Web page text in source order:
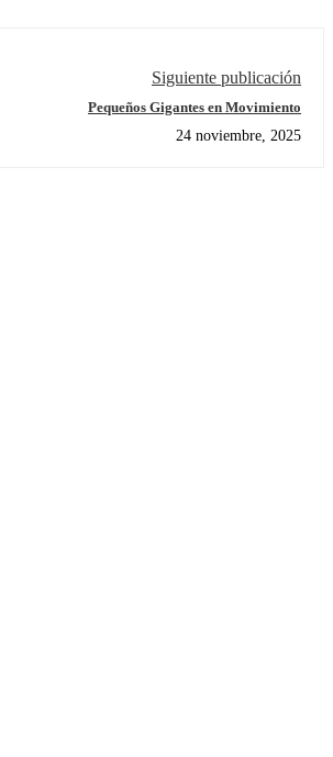
Siguiente publicación
Pequeños Gigantes en Movimiento
24 noviembre, 2025